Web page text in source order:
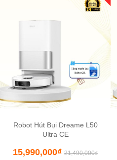
Robot Hút Bụi Dreame L50
Ultra CE
15,990,000₫ 21,490,000₫